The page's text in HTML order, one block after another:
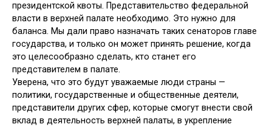
президентской квоты. Представительство федеральной
власти в верхней палате необходимо. Это нужно для
баланса. Мы дали право назначать таких сенаторов главе
государства, и только он может принять решение, когда
это целесообразно сделать, кто станет его
представителем в палате.
Уверена, что это будут уважаемые люди страны —
политики, государственные и общественные деятели,
представители других сфер, которые смогут внести свой
вклад в деятельность верхней палаты, в укрепление